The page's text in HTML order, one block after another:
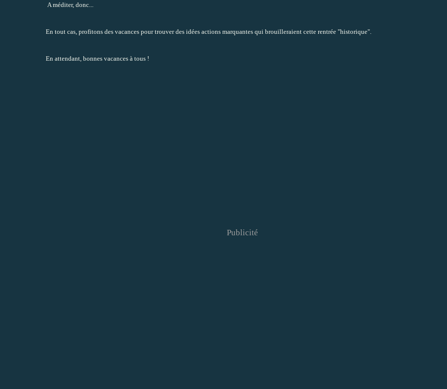
A méditer, donc...
En tout cas, profitons des vacances pour trouver des idées actions marquantes qui brouilleraient cette rentrée "historique".
En attendant, bonnes vacances à tous !
Publicité